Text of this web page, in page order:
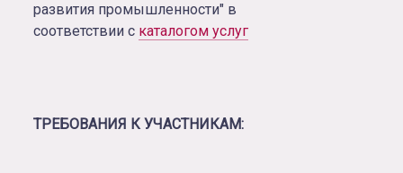
развития промышленности" в
соответствии с каталогом услуг
ТРЕБОВАНИЯ К УЧАСТНИКАМ: